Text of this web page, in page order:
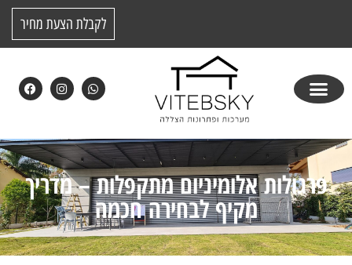
לקבלת הצעת מחיר
פרגולות אלומיניום מתקפלות – מדריך
מקיף לבחירה חכמה